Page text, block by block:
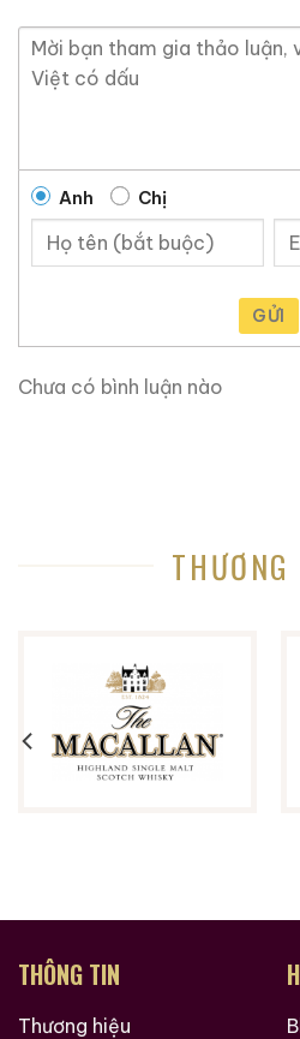
Anh Chị
GỬI
Chưa có bình luận nào
THƯƠNG
THÔNG TIN
Thương hiệu